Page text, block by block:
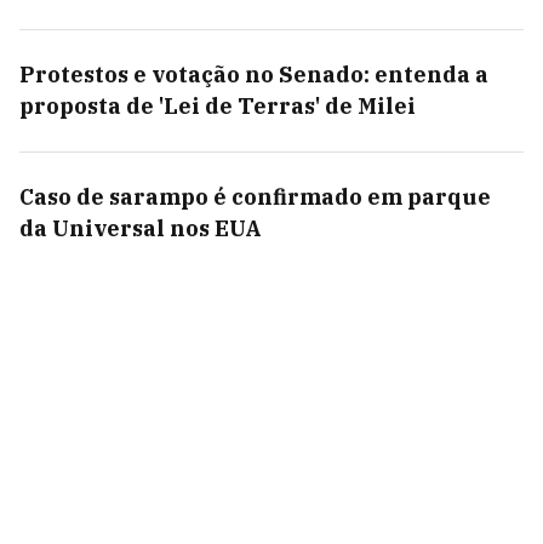
Protestos e votação no Senado: entenda a
proposta de 'Lei de Terras' de Milei
Caso de sarampo é confirmado em parque
da Universal nos EUA